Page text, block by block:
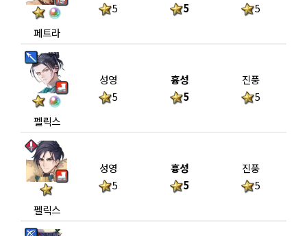
페트라
5
5
5
펠릭스
성영
5
흉성
5
진풍
5
펠릭스
성영
5
흉성
5
진풍
5